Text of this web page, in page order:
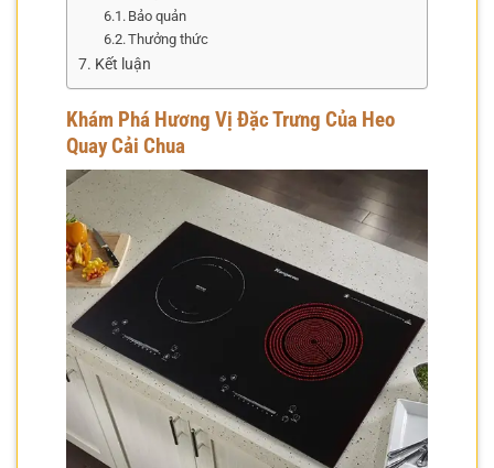
Bảo quản
Thưởng thức
Kết luận
Khám Phá Hương Vị Đặc Trưng Của Heo
Quay Cải Chua